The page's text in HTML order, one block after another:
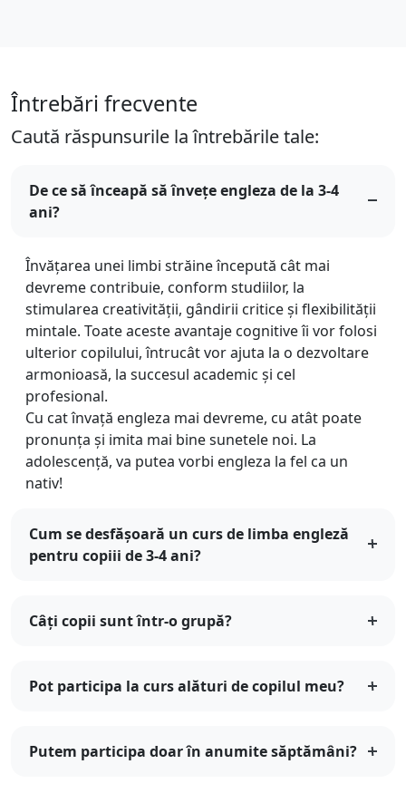
Întrebări frecvente
Caută răspunsurile la întrebările tale:
De ce să înceapă să învețe engleza de la 3-4
ani?
Învățarea unei limbi străine începută cât mai
devreme contribuie, conform studiilor, la
stimularea creativității, gândirii critice și flexibilității
mintale. Toate aceste avantaje cognitive îi vor folosi
ulterior copilului, întrucât vor ajuta la o dezvoltare
armonioasă, la succesul academic și cel
profesional.
Cu cat învață engleza mai devreme, cu atât poate
pronunța și imita mai bine sunetele noi. La
adolescență, va putea vorbi engleza la fel ca un
nativ!
Cum se desfășoară un curs de limba engleză
pentru copiii de 3-4 ani?
Câți copii sunt într-o grupă?
Pot participa la curs alături de copilul meu?
Putem participa doar în anumite săptămâni?